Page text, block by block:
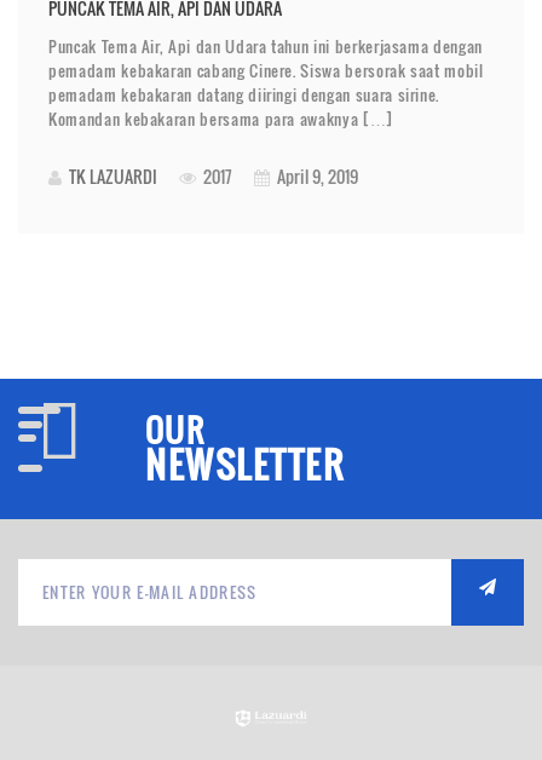
PUNCAK TEMA AIR, API DAN UDARA
Puncak Tema Air, Api dan Udara tahun ini berkerjasama dengan
pemadam kebakaran cabang Cinere. Siswa bersorak saat mobil
pemadam kebakaran datang diiringi dengan suara sirine.
Komandan kebakaran bersama para awaknya […]
TK LAZUARDI 2017 April 9, 2019
OUR
NEWSLETTER